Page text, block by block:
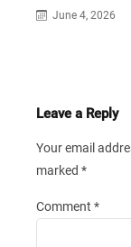
June 4, 2026
Leave a Reply
Your email
marked *
Comment *